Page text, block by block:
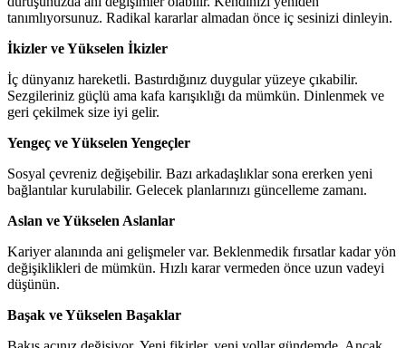
tanımlıyorsunuz. Radikal kararlar almadan önce iç sesinizi dinleyin.
İkizler ve Yükselen İkizler
İç dünyanız hareketli. Bastırdığınız duygular yüzeye çıkabilir.
Sezgileriniz güçlü ama kafa karışıklığı da mümkün. Dinlenmek ve
geri çekilmek size iyi gelir.
Yengeç ve Yükselen Yengeçler
Sosyal çevreniz değişebilir. Bazı arkadaşlıklar sona ererken yeni
bağlantılar kurulabilir. Gelecek planlarınızı güncelleme zamanı.
Aslan ve Yükselen Aslanlar
Kariyer alanında ani gelişmeler var. Beklenmedik fırsatlar kadar yön
değişiklikleri de mümkün. Hızlı karar vermeden önce uzun vadeyi
düşünün.
Başak ve Yükselen Başaklar